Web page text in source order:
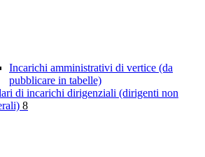
Incarichi amministrativi di vertice (da
pubblicare in tabelle)
di incarichi dirigenziali (dirigenti non
8